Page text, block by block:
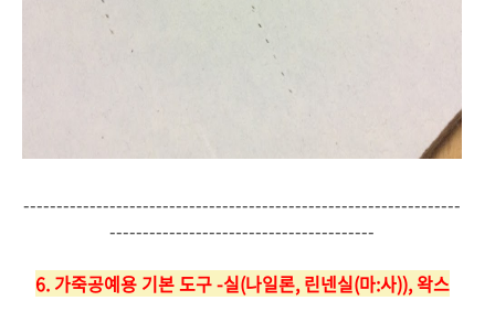
------------------------------------------------------------------
----------------------------------------
6. 가죽공예용 기본 도구 -실(나일론, 린넨실(마:사)), 왁스